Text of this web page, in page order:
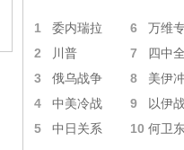
1 委内瑞拉 6 万维
2 川普 7 四中
3 俄乌战争 8 美伊
4 中美冷战 9 以伊
5 中日关系 10 何卫